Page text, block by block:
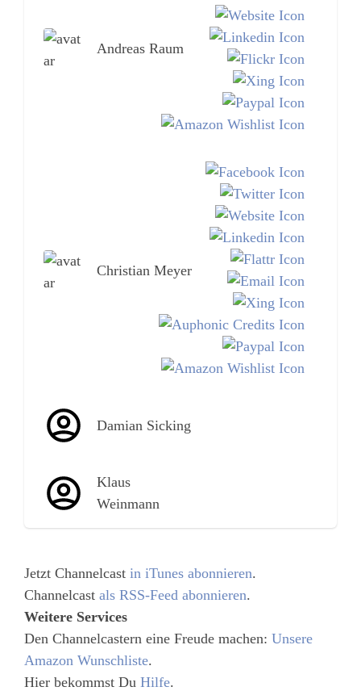
Andreas Raum
Christian Meyer
Damian Sicking
Klaus
Weinmann
Jetzt Channelcast in iTunes abonnieren.
Channelcast als RSS-Feed abonnieren.
Weitere Services
Den Channelcastern eine Freude machen: Unsere
Amazon Wunschliste.
Hier bekommst Du Hilfe.